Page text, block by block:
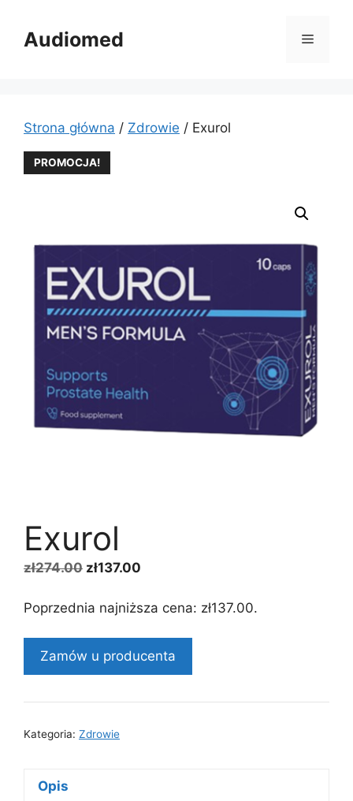
treściAudiomed Menu
Strona główna / Zdrowie / Exurol
PROMOCJA!
Exurol
zł274.00 Pierwotna
wynosiła:
zł137.00
wynosi:
Poprzednia najniższa cena: zł137.00.
Zamów u producenta
Kategoria: Zdrowie
Opis